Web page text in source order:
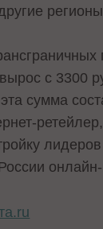
с 3300
сумма